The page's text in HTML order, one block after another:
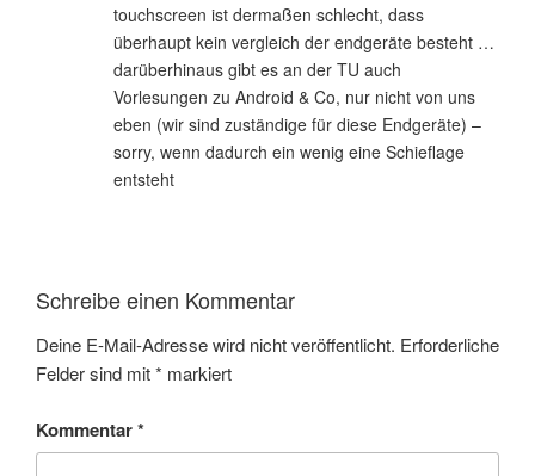
touchscreen ist dermaßen schlecht, dass
überhaupt kein vergleich der endgeräte besteht …
darüberhinaus gibt es an der TU auch
Vorlesungen zu Android & Co, nur nicht von uns
eben (wir sind zuständige für diese Endgeräte) –
sorry, wenn dadurch ein wenig eine Schieflage
entsteht
Schreibe einen Kommentar
Deine E-Mail-Adresse wird nicht veröffentlicht. Erforderliche
Felder sind mit* markiert
Kommentar*